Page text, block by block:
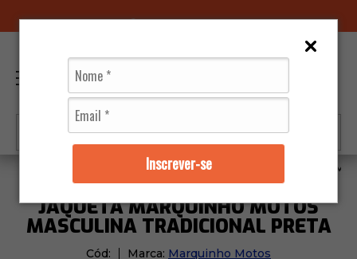
Inscrever-se
Masculino Jaqueta Marquinho Motos
JAQUETA MARQUINHO MOTOS
MASCULINA TRADICIONAL PRETA
Cód: Marca: Marquinho Motos